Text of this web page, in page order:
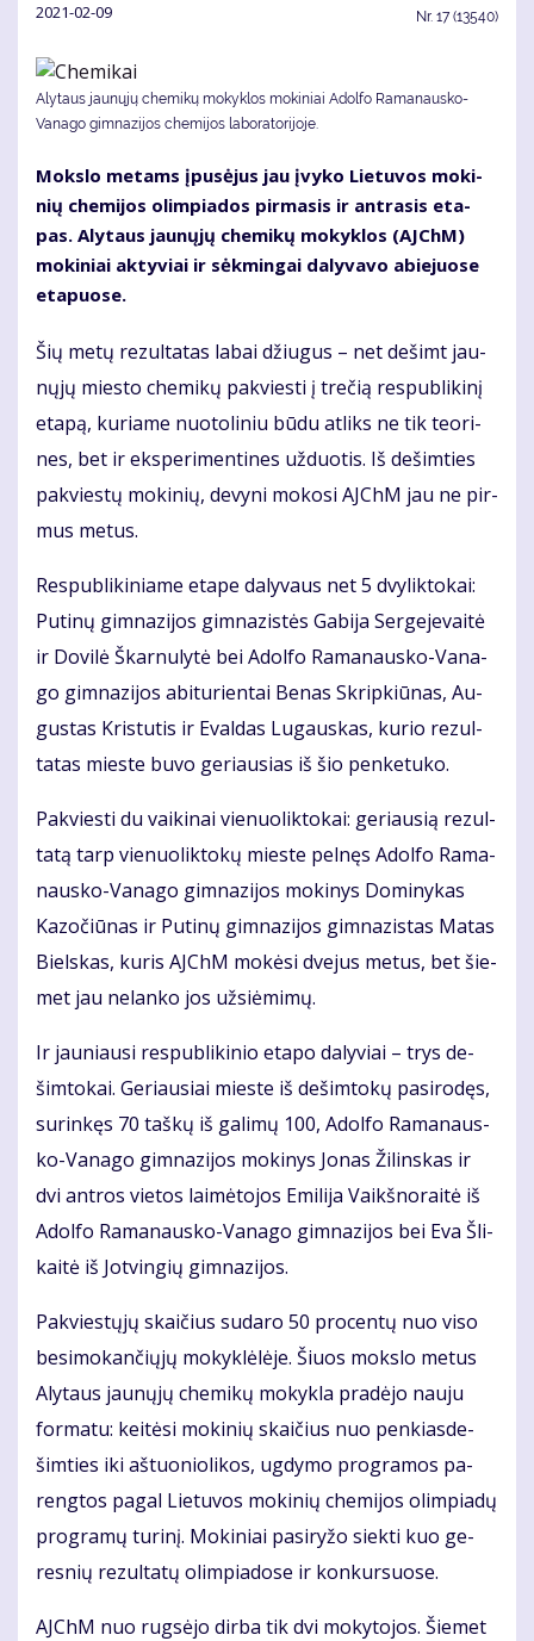
2021-02-09 Nr. 17 (13540)
Alytaus jaunųjų chemikų mokyklos mokiniai Adolfo Ramanausko-
Vanago gimnazijos chemijos laboratorijoje.
Moks­lo me­tams įpu­sė­jus jau įvy­ko Lie­tu­vos mo­ki­
nių che­mi­jos olim­pia­dos pir­ma­sis ir ant­ra­sis eta­
pas. Aly­taus jau­nų­jų che­mi­kų mo­kyk­los (AJChM)
mo­ki­niai ak­ty­viai ir sėk­min­gai da­ly­va­vo abie­juo­se
eta­puo­se.
Šių me­tų re­zul­ta­tas la­bai džiu­gus – net de­šimt jau­
nų­jų mies­to che­mi­kų pa­kvies­ti į tre­čią res­pub­li­ki­nį
eta­pą, ku­ria­me nuo­to­li­niu bū­du at­liks ne tik te­ori­
nes, bet ir eks­pe­ri­men­ti­nes už­duo­tis. Iš de­šim­ties
pa­kvies­tų mo­ki­nių, de­vy­ni mo­ko­si AJChM jau ne pir­
mus me­tus.
Res­pub­li­ki­nia­me eta­pe da­ly­vaus net 5 dvy­lik­to­kai:
Pu­ti­nų gim­na­zi­jos gim­na­zis­tės Ga­bi­ja Ser­ge­je­vai­tė
ir Do­vi­lė Škar­nu­ly­tė bei Adol­fo Ra­ma­naus­ko-Va­na­
go gim­na­zi­jos abi­tu­rien­tai Be­nas Skrip­kiū­nas, Au­
gus­tas Kris­tu­tis ir Eval­das Lu­gaus­kas, ku­rio re­zul­
ta­tas mies­te bu­vo ge­riau­sias iš šio pen­ke­tu­ko.
Pa­kvies­ti du vai­ki­nai vie­nuo­lik­to­kai: ge­riau­sią re­zul­
ta­tą tarp vie­nuo­lik­to­kų mies­te pel­nęs Adol­fo Ra­ma­
naus­ko-Va­na­go gim­na­zi­jos mo­ki­nys Do­mi­ny­kas
Ka­zo­čiū­nas ir Pu­ti­nų gim­na­zi­jos gim­na­zis­tas Ma­tas
Biels­kas, ku­ris AJChM mo­kė­si dve­jus me­tus, bet šie­
met jau ne­lan­ko jos už­si­ė­mi­mų.
Ir jau­niau­si res­pub­li­ki­nio eta­po da­ly­viai – trys de­
šim­to­kai. Ge­riau­siai mies­te iš de­šim­to­kų pa­si­ro­dęs,
su­rin­kęs 70 taš­kų iš ga­li­mų 100, Adol­fo Ra­ma­naus­
ko-Va­na­go gim­na­zi­jos mo­ki­nys Jo­nas Ži­lins­kas ir
dvi ant­ros vie­tos lai­mė­to­jos Emi­li­ja Vaikš­no­rai­tė iš
Adol­fo Ra­ma­naus­ko-Va­na­go gim­na­zi­jos bei Eva Šli­
kai­tė iš Jot­vin­gių gim­na­zi­jos.
Pa­kvies­tų­jų skai­čius su­da­ro 50 pro­cen­tų nuo vi­so
be­si­mo­kan­čių­jų mo­kyk­lė­lė­je. Šiuos moks­lo me­tus
Aly­taus jau­nų­jų che­mi­kų mo­kyk­la pra­dė­jo nau­ju
for­ma­tu: kei­tė­si mo­ki­nių skai­čius nuo pen­kias­de­
šim­ties iki aš­tuo­nio­li­kos, ug­dy­mo pro­gra­mos pa­
reng­tos pa­gal Lie­tu­vos mo­ki­nių che­mi­jos olim­pia­dų
pro­gra­mų tu­ri­nį. Mo­ki­niai pa­si­ry­žo siek­ti kuo ge­
res­nių re­zul­ta­tų olim­pia­do­se ir kon­kur­suo­se.
AJChM nuo rug­sė­jo dir­ba tik dvi mo­ky­to­jos. Šie­met